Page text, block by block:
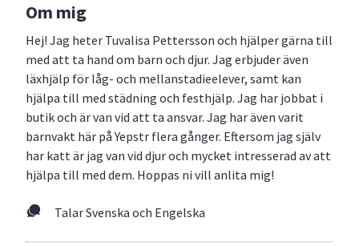
Om mig
Hej! Jag heter Tuvalisa Pettersson och hjälper gärna till
med att ta hand om barn och djur. Jag erbjuder även
läxhjälp för låg- och mellanstadieelever, samt kan
hjälpa till med städning och festhjälp. Jag har jobbat i
butik och är van vid att ta ansvar. Jag har även varit
barnvakt här på Yepstr flera gånger. Eftersom jag själv
har katt är jag van vid djur och mycket intresserad av att
hjälpa till med dem. Hoppas ni vill anlita mig!
Talar Svenska och Engelska